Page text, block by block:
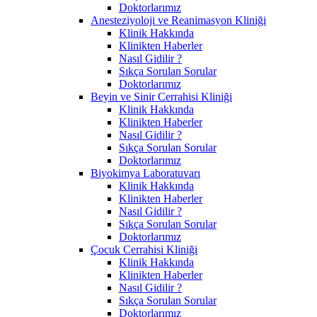
Doktorlarımız
Anesteziyoloji ve Reanimasyon Kliniği
Klinik Hakkında
Klinikten Haberler
Nasıl Gidilir ?
Sıkça Sorulan Sorular
Doktorlarımız
Beyin ve Sinir Cerrahisi Kliniği
Klinik Hakkında
Klinikten Haberler
Nasıl Gidilir ?
Sıkça Sorulan Sorular
Doktorlarımız
Biyokimya Laboratuvarı
Klinik Hakkında
Klinikten Haberler
Nasıl Gidilir ?
Sıkça Sorulan Sorular
Doktorlarımız
Çocuk Cerrahisi Kliniği
Klinik Hakkında
Klinikten Haberler
Nasıl Gidilir ?
Sıkça Sorulan Sorular
Doktorlarımız